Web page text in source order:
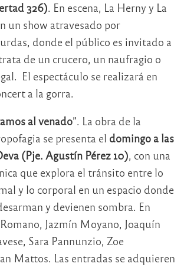
326). En escena, La Herny y La
un show atravesado por
donde el público es invitado a
de un crucero, un naufragio o
El espectáculo se realizará en
a la gorra.
al venado”. La obra de la
se presenta el domingo a las
(Pje. Agustín Pérez 10), con una
que explora el tránsito entre lo
y lo corporal en un espacio donde
y devienen sombra. En
Jazmín Moyano, Joaquín
Sara Pannunzio, Zoe
Mattos. Las entradas se adquieren